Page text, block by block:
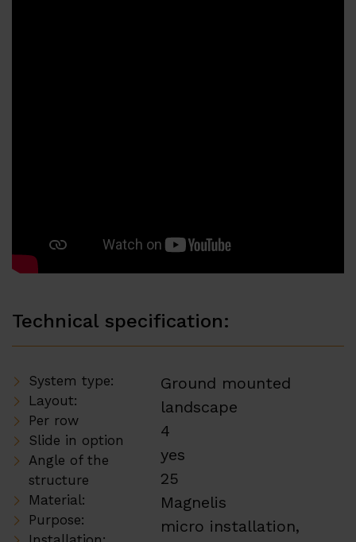
Technical specification:
System type:
Layout:
Per row
Slide in option
Angle of the
structure
Material:
Purpose:
Ground mounted
landscape
4
yes
25
Magnelis
micro installation,